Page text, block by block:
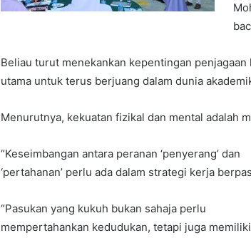
Beliau turut menekankan kepentingan
utama untuk terus berjuang dalam dunia
Menurutnya, kekuatan fizikal dan mental adalah
“Keseimbangan antara peranan ‘penyerang’ dan
‘pertahanan’ perlu ada dalam strategi kerja
“Pasukan yang kukuh bukan sahaja perlu
mempertahankan kedudukan, tetapi juga